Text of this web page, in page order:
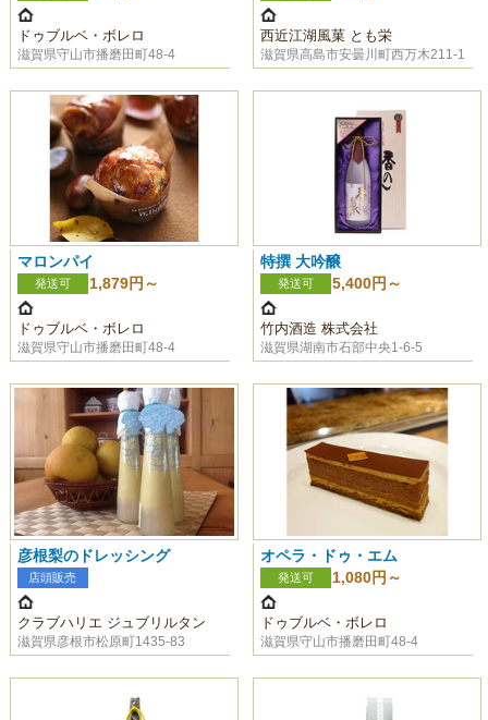
ドゥブルベ・ボレロ
滋賀県守山市播磨田町48-4
西近江湖風菓 とも栄
滋賀県高島市安曇川町西万木211-1
マロンパイ
発送可 1,879円～
ドゥブルベ・ボレロ
滋賀県守山市播磨田町48-4
特撰 大吟醸
発送可 5,400円～
竹内酒造 株式会社
滋賀県湖南市石部中央1-6-5
彦根梨のドレッシング
店頭販売
クラブハリエ ジュブリルタン
滋賀県彦根市松原町1435-83
オペラ・ドゥ・エム
発送可 1,080円～
ドゥブルベ・ボレロ
滋賀県守山市播磨田町48-4